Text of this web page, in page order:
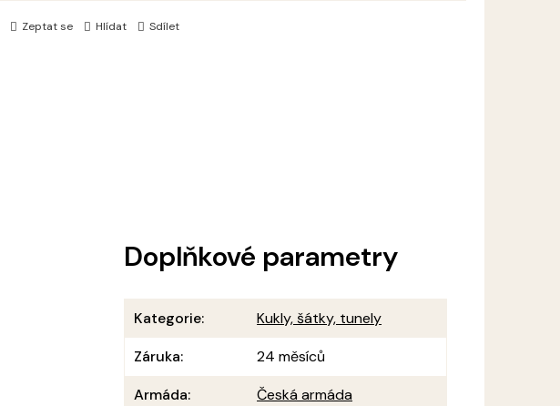
Zeptat se Hlídat Sdílet
Doplňkové parametry
Kategorie:
Kukly, šátky, tunely
Záruka:
24 měsíců
Armáda:
Česká armáda